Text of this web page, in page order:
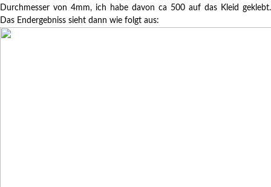
Durchmesser von 4mm, ich habe davon ca 500 auf das Kleid geklebt.
Das Endergebniss sieht dann wie folgt aus: